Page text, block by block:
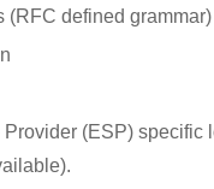
(RFC defined grammar)
(ESP) specific